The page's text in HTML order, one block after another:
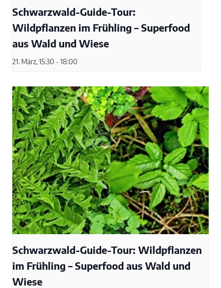
Schwarzwald-Guide-Tour:
Wildpflanzen im Frühling – Superfood
aus Wald und Wiese
21. März, 15:30 - 18:00
Schwarzwald-Guide-Tour: Wildpflanzen
im Frühling – Superfood aus Wald und
Wiese